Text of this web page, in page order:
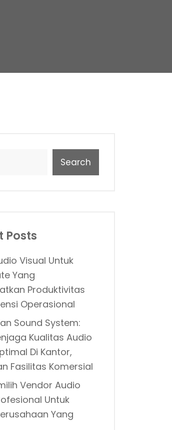
Search
Posts
Visual Untuk
Yang
Produktivitas
Operasional
Sound System:
Kualitas Audio
Di Kantor,
Fasilitas Komersial
Vendor Audio
Untuk
Yang